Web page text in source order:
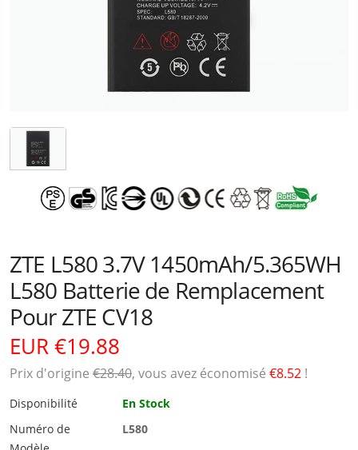
ZTE L580 3.7V 1450mAh/5.365WH
L580 Batterie de Remplacement
Pour ZTE CV18
EUR €19.88
Prix ​​d'origine €28.40, vous avez économisé €8.52 !
Disponibilité
En Stock
Numéro de
L580